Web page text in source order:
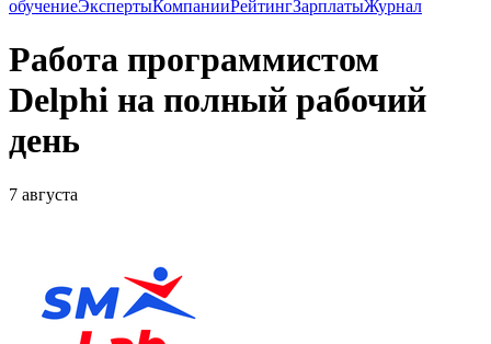
обучениеЭкспертыКомпанииРейтингЗарплатыЖурнал
Работа программистом
Delphi на полный рабочий
день
7 августа